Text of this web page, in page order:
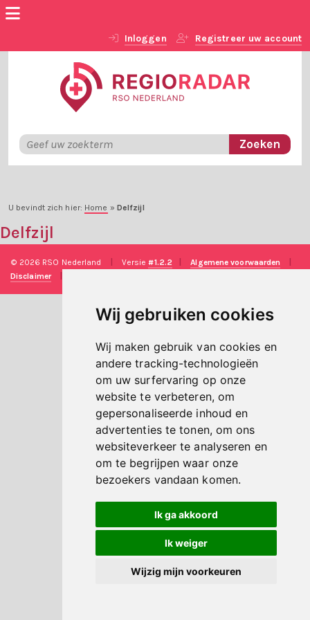
Wij gebruiken cookies
Wij maken gebruik van cookies en
andere tracking-technologieën
om uw surfervaring op onze
website te verbeteren, om
gepersonaliseerde inhoud en
advertenties te tonen, om ons
websiteverkeer te analyseren en
om te begrijpen waar onze
bezoekers vandaan komen.
Ik ga akkoord
Ik weiger
Wijzig mijn voorkeuren
Inloggen Registreer uw account
U bevindt zich hier: Home » Delfzijl
Delfzijl
© 2026 RSO Nederland Versie#1.2.2 Algemene voorwaarden
Disclaimer